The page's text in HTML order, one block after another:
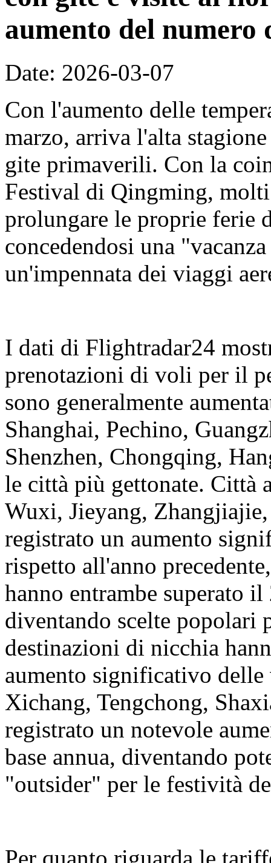
aumento del
Date: 2026-03-07
Con l'aumento delle
marzo, arriva l'alta
gite primaverili. Con la
Festival di Qingming,
prolungare le proprie ferie
concedendosi una
un'impennata dei viaggi
I dati di Flightradar24
prenotazioni di voli per il
sono generalmente
Shanghai, Pechino,
Shenzhen, Chongqing,
le città più gettonate. Città
Wuxi, Jieyang,
registrato un aumento
rispetto all'anno
hanno entrambe superato
diventando scelte popolari
destinazioni di nicchia
aumento significativo
Xichang, Tengchong,
registrato un notevole
base annua, diventando
"outsider" per le festività
Per quanto riguarda le